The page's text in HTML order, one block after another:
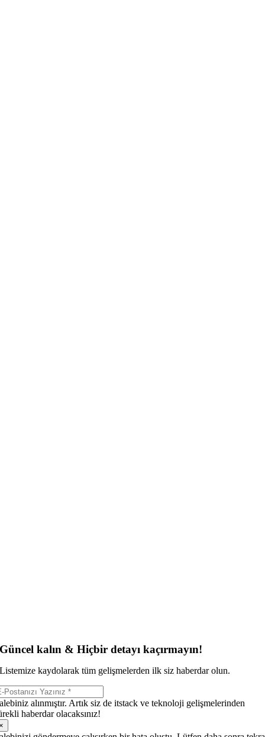
Güncel kalın & Hiçbir detayı kaçırmayın!
Listemize kaydolarak tüm gelişmelerden ilk siz haberdar olun.
alınmıştır. Artık siz de itstack ve teknoloji gelişmelerinden
haberdar olacaksınız!